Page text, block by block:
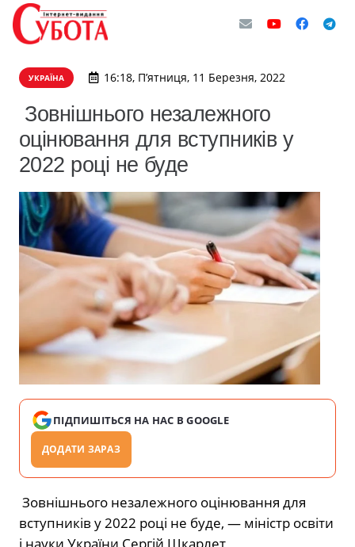
УКРАЇНА 16:18, П’ятниця, 11 Березня, 2022
Зовнішнього незалежного
оцінювання для вступників у
2022 році не буде
ПІДПИШІТЬСЯ НА НАС В GOOGLE
ДОДАТИ ЗАРАЗ
Зовнішнього незалежного оцінювання для
вступників у 2022 році не буде, — міністр освіти